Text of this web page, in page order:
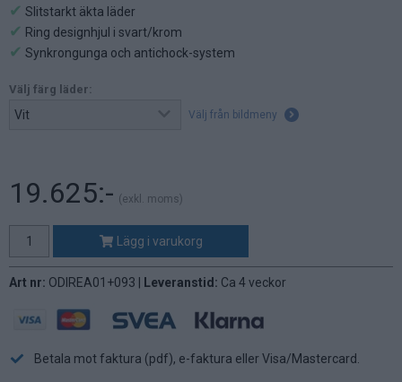
✔ Slitstarkt äkta läder
✔ Ring designhjul i svart/krom
✔ Synkrongunga och antichock-system
Välj färg läder:
Välj från bildmeny
19.625:- (exkl. moms)
Lägg i varukorg
Art nr: ODIREA01+093 | Leveranstid: Ca 4 veckor
Betala mot faktura (pdf), e-faktura eller Visa/Mastercard.